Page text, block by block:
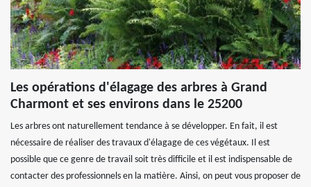
Les opérations d'élagage des arbres à Grand
Charmont et ses environs dans le 25200
Les arbres ont naturellement tendance à se développer. En fait, il est
nécessaire de réaliser des travaux d'élagage de ces végétaux. Il est
possible que ce genre de travail soit très difficile et il est indispensable de
contacter des professionnels en la matière. Ainsi, on peut vous proposer de